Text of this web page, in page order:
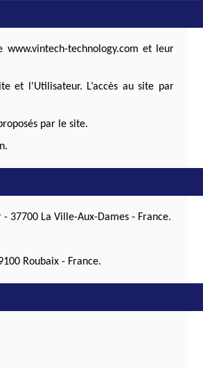
technology.com et leur
et l'Utilisateur. L’accès au site par
par le site.
37700 La Ville-Aux-Dames - France.
Roubaix - France.